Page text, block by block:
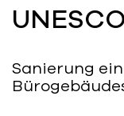
UNESCO
Sanierung
Maître